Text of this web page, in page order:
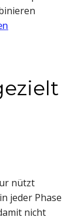
nützt
jeder Phase
nicht